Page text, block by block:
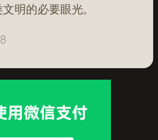
明的必要眼光。